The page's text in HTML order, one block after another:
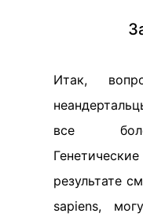
Итак,
все
результате
sapiens,